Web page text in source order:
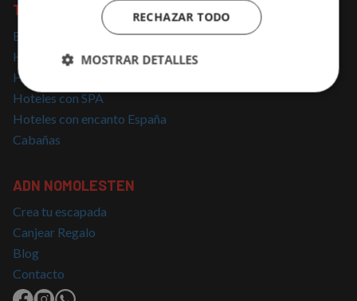
TOP BÚSQUEDAS
Escapadas cerca de Madrid
Hoteles con Encanto Cataluña
Hoteles con Jacuzzi
Hoteles con SPA
Hoteles con encanto España
Cabañas
ADN NOMOLESTEN
Crea tu escapada
Canjear Regalo
Blog
Contacto
RECHAZAR TODO
MOSTRAR DETALLES
Cookies
estrictamente
necesarias
Cookies de
Cookies de
preferencias